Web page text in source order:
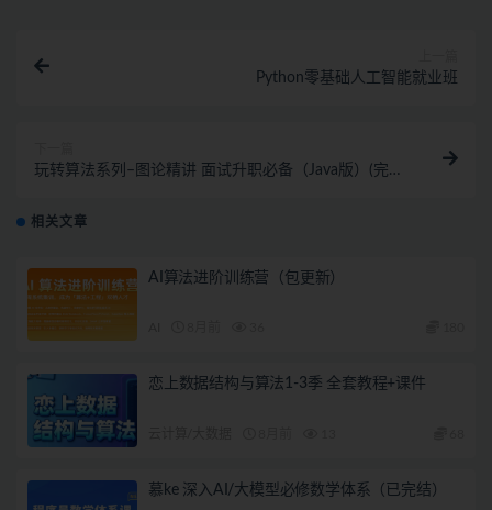
Python零基础人工智能就业班
玩转算法系列–图论精讲 面试升职必备（Java版）(完
相关文章
AI算法进阶训练营（包更新）
恋上数据结构与算法1-3季 全套教程+课件
慕ke 深入AI/大模型必修数学体系（已完结）